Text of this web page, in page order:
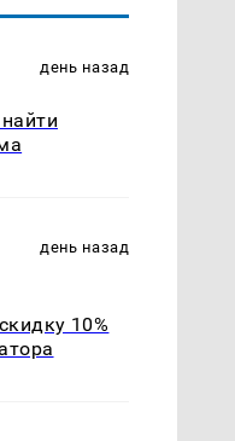
день назад
день назад
10%